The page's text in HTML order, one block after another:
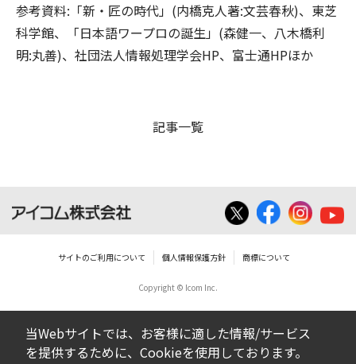
参考資料:「新・匠の時代」(内橋克人著:文芸春秋)、東芝
科学館、「日本語ワープロの誕生」(森健一、八木橋利
明:丸善)、社団法人情報処理学会HP、富士通HPほか
記事一覧
サイトのご利用について 個人情報保護方針 商標について
Copyright © Icom Inc.
当Webサイトでは、お客様に適した情報/サービス
を提供するために、Cookieを使用しております。